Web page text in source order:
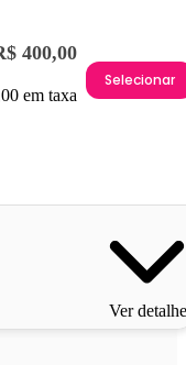
400,00
em taxa
Selecionar
Ver